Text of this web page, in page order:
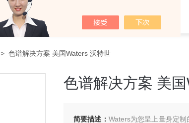
> 色谱解决方案 美国Waters 沃特世
色谱解决方案 美
简要描述： Waters为您呈上量身定